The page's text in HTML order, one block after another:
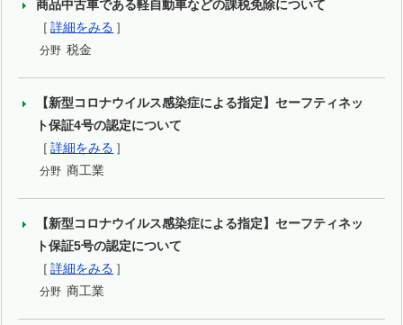
商品中古車である軽自動車などの課税免除について
［ 詳細をみる ］
分野 税金
【新型コロナウイルス感染症による指定】セーフティネッ
ト保証4号の認定について
［ 詳細をみる ］
分野 商工業
【新型コロナウイルス感染症による指定】セーフティネッ
ト保証5号の認定について
［ 詳細をみる ］
分野 商工業